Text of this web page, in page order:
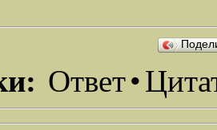
Ответ•